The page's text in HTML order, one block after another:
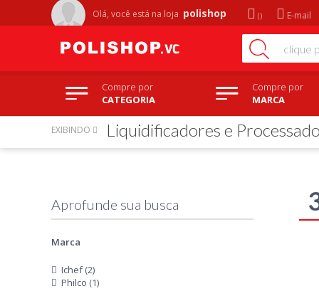
Olá, você está na loja polishop E-mail
Compre por
CATEGORIA
Compre por
MARCA
Marca
Ichef (2)
Philco (1)
EXIBINDO Liquidificadores e